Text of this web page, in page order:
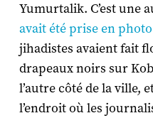
Yumurtalik. C’est une
avait été prise en
jihadistes avaient fait
drapeaux noirs sur
l’autre côté de la ville,
l’endroit où les